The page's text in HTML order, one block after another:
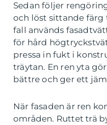
Sedan följer
och löst sittande färg
fall används
för hård
pressa in fukt i
träytan. En ren yta
bättre och ger ett
När fasaden är ren
områden. Ruttet trä